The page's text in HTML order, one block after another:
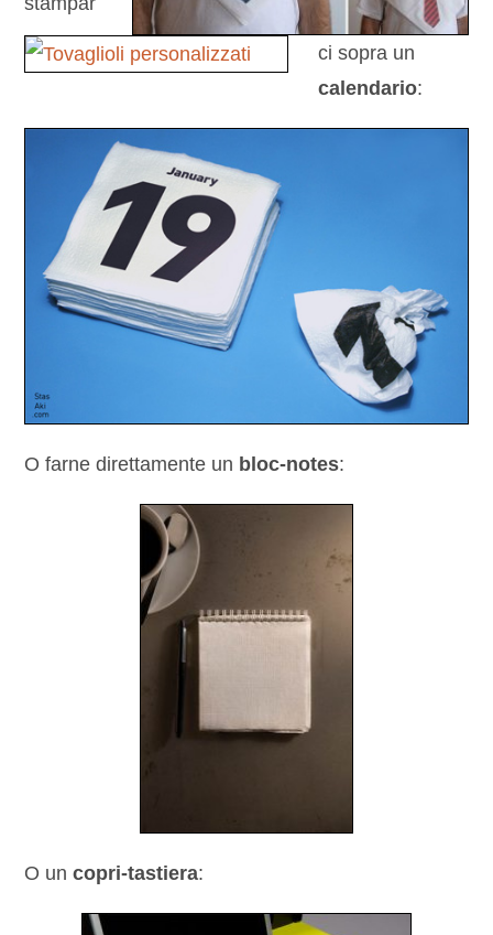
ci sopra un
calendario:
O farne direttamente un bloc-notes:
O uncopri-tastiera: